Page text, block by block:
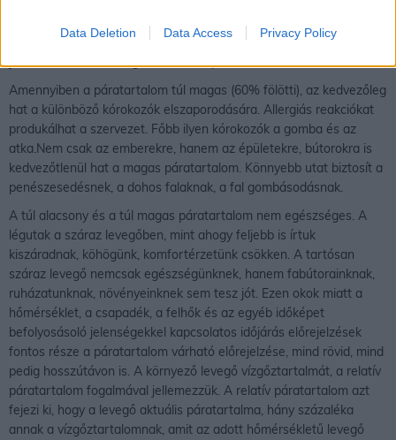
Data Deletion Data Access Privacy Policy
alacsony, azaz száraz a levegő, az ember légutai kiszáradhatnak, a
bőr szárazzá válik. A nyálkahártya hajlamosabbá válik az
irritációra. Kiszáradnak, égő érzetűvé válnak a szemek, a száj.
Jellemző tünet a köhögés, a torokkaparás.
Amennyiben a páratartalom túl magas (60% fölötti), az kedvezőleg
hat a különböző kórokozók elszaporodására. Allergiás reakciókat
produkálhat a szervezet. Főbb ilyen kórokozók a gomba és az
atka.Nem csak az emberekre, hanem az épületekre, bútorokra is
kedvezőtlenül hat a magas páratartalom. Könnyebb utat biztosít a
penészesedésnek, a dohos falaknak, a fal gombásodásnak.
A túl alacsony és a túl magas páratartalom nem egészséges. A
légutak a száraz levegőben, mint ahogy feljebb is írtuk
kiszáradnak, köhögünk, komfortérzetünk csökken. A tartósan
száraz levegő nemcsak egészségünknek, hanem fabútorainknak,
ruházatunknak, növényeinknek sem tesz jót. Ezen okok miatt a
hőmérséklet, a csapadék, a felhők és az egyéb időképet
befolyosásoló jelenségekkel kapcsolatos időjárás előrejelzések
fontos része a páratartalom várható előrejelzése, mind rövid, mind
pedig hosszútávon is. A környező levegő vízgőztartalmát, a relatív
páratartalom fogalmával jellemezzük. A relatív páratartalom azt
fejezi ki, hogy a levegő aktuális páratartalma, hány százaléka
annak a vízgőztartalomnak, amit az adott hőmérsékletű levegő